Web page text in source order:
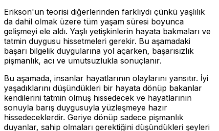
Erikson'un teorisi diğerlerinden farklıydı çünkü yaşlılık
da dahil olmak üzere tüm yaşam süresi boyunca
gelişmeyi ele aldı. Yaşlı yetişkinlerin hayata bakmaları ve
tatmin duygusu hissetmeleri gerekir. Bu aşamadaki
başarı bilgelik duygularına yol açarken, başarısızlık
pişmanlık, acı ve umutsuzlukla sonuçlanır.
Bu aşamada, insanlar hayatlarının olaylarını yansıtır. İyi
yaşadıklarını düşündükleri bir hayata dönüp bakanlar
kendilerini tatmin olmuş hissedecek ve hayatlarının
sonuyla barış duygusuyla yüzleşmeye hazır
hissedeceklerdir. Geriye dönüp sadece pişmanlık
duyanlar, sahip olmaları gerektiğini düşündükleri şeyleri